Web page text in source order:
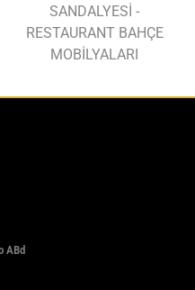
SANDALYESİ -
RESTAURANT BAHÇE
MOBİLYALARI
ABd